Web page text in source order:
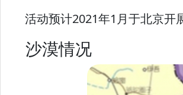
活动预计2021年1月于北京开
沙漠情况